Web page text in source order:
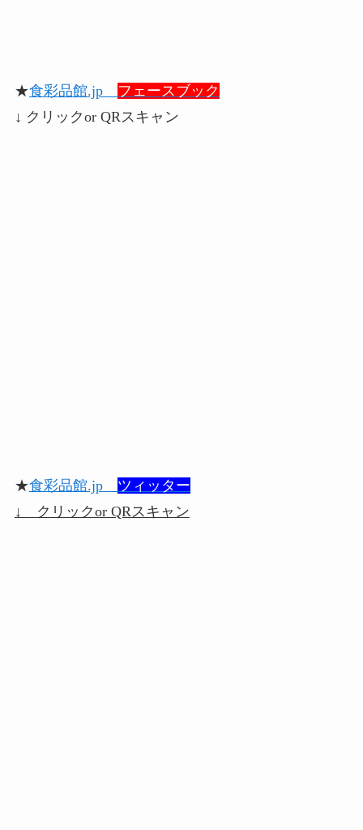
★食彩品館.jp
フェースブック
↓ クリックor QRスキャン
★食彩品館.jp ツィッター
↓ クリックor QRスキャン